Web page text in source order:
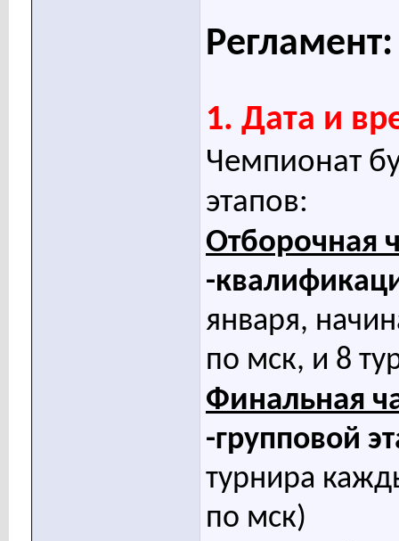
Регламент:
1. Дата и
Чемпионат
этапов:
Отборочная
-
января,
по мск, и 8
Финальная
-групповой
турнира
по мск)